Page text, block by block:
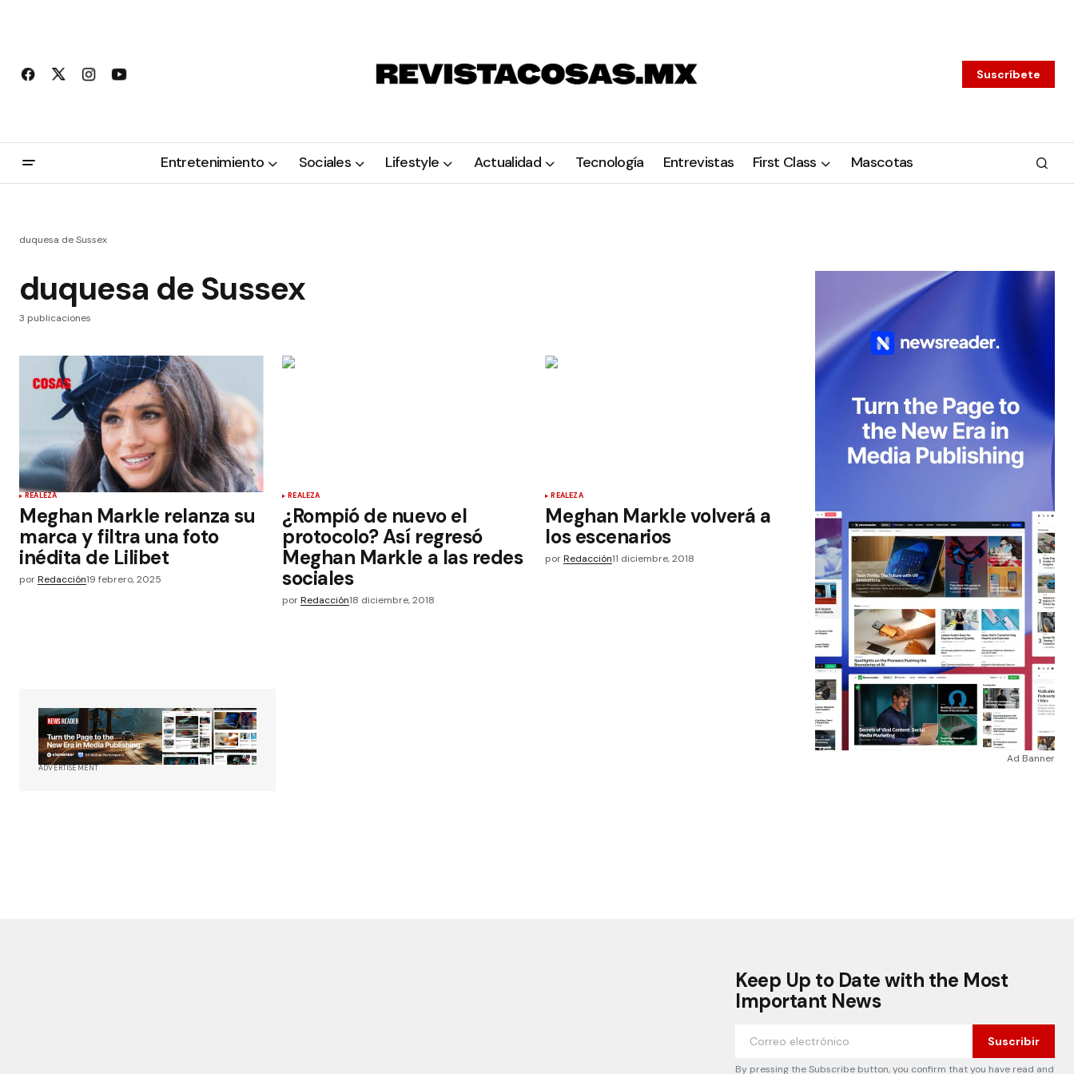
Suscríbete
Entretenimiento Sociales Lifestyle Actualidad Tecnología Entrevistas First Class Mascotas
duquesa de Sussex
duquesa de Sussex
3 publicaciones
REALEZA
Meghan Markle relanza su
marca y filtra una foto
inédita de Lilibet
porRedacción19 febrero, 2025
REALEZA
¿Rompió de nuevo el
protocolo? Así regresó
Meghan Markle a las redes
sociales
por Redacción18 diciembre, 2018
REALEZA
Meghan Markle volverá a
los escenarios
por Redacción11 diciembre, 2018
ADVERTISEMENT
Ad Banner
Keep Up to Date with the Most
Important News
Suscribir
By pressing the Subscribe button, you confirm that you have read and